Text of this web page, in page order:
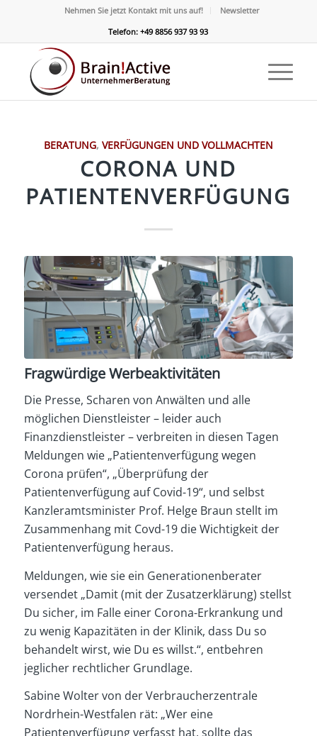
Nehmen Sie jetzt Kontakt mit uns auf!
Newsletter
Telefon: +49 8856 937 93 93
BERATUNG, VERFÜGUNGEN UND VOLLMACHTEN
CORONA UND
PATIENTENVERFÜGUNG
Fragwürdige Werbeaktivitäten
Die Presse, Scharen von Anwälten und alle
möglichen Dienstleister – leider auch
Finanzdienstleister – verbreiten in diesen Tagen
Meldungen wie „Patientenverfügung wegen
Corona prüfen“, „Überprüfung der
Patientenverfügung auf Covid-19“, und selbst
Kanzleramtsminister Prof. Helge Braun stellt im
Zusammenhang mit Covd-19 die Wichtigkeit der
Patientenverfügung heraus.
Meldungen, wie sie ein Generationenberater
versendet „Damit (mit der Zusatzerklärung) stellst
Du sicher, im Falle einer Corona-Erkrankung und
zu wenig Kapazitäten in der Klinik, dass Du so
behandelt wirst, wie Du es willst.“, entbehren
jeglicher rechtlicher Grundlage.
Sabine Wolter von der Verbraucherzentrale
Nordrhein-Westfalen rät: „Wer eine
Patientenverfügung verfasst hat, sollte das